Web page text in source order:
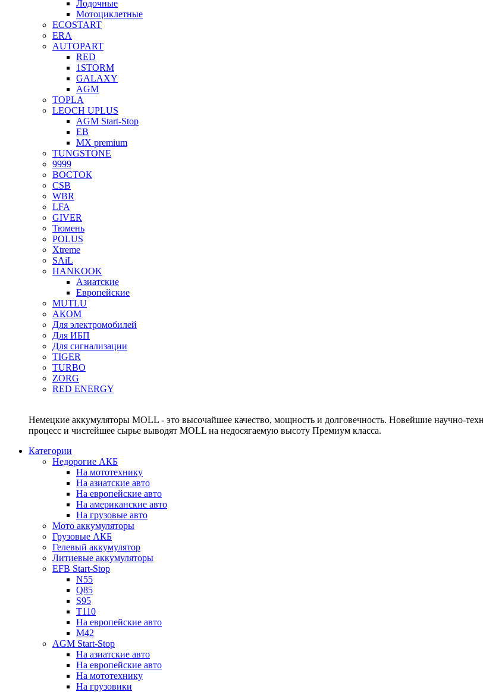
Лодочные
Мотоциклетные
ECOSTART
ERA
AUTOPART
RED
1STORM
GALAXY
AGM
TOPLA
LEOCH UPLUS
AGM Start-Stop
EB
MX premium
TUNGSTONE
9999
ВОСТОК
CSB
WBR
LFA
GIVER
Тюмень
POLUS
Xtreme
SAiL
HANKOOK
Азиатские
Европейские
MUTLU
АКОМ
Для электромобилей
Для ИБП
Для сигнализации
TIGER
TURBO
ZORG
RED ENERGY
Немецкие аккумуляторы MOLL - это высочайшее качество, мощность и долговечность. Новейшие научно-
процесс и чистейшее сырье выводят MOLL на недосягаемую высоту Премиум класса.
Категории
Недорогие АКБ
На мототехнику
На азиатские авто
На европейские авто
На американские авто
На грузовые авто
Мото аккумуляторы
Грузовые АКБ
Гелевый аккумулятор
Литиевые аккумуляторы
EFB Start-Stop
N55
Q85
S95
T110
На европейские авто
M42
AGM Start-Stop
На азиатские авто
На европейские авто
На мототехнику
На грузовики